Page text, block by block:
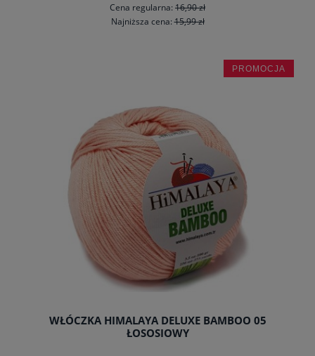
Cena regularna: 16,90 zł
Najniższa cena:15,99 zł
do koszyka
WŁÓCZKA HIMALAYA DELUXE BAMBOO 05
ŁOSOSIOWY
PROMOCJA